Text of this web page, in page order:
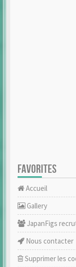
FAVORITES
Accueil
Gallery
JapanFigs
Nous contacter
Supprimer les